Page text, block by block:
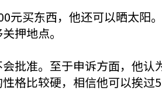
买东西，他还可以晒太阳。
押地点。
批准。至于申诉方面，他认
格比较硬，相信他可以挨过5